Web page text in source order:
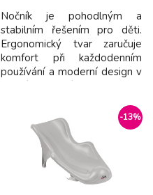
Nočník je pohodlným a
stabilním řešením pro děti.
Ergonomický tvar zaručuje
komfort při každodenním
používání a moderní design v
dětského pokoje. Vlastnosti: -
Univerzální design – vhodný
pro chlapce i dívky; 2 cm
přední výčnělek zabraňuje
vylití při silnějším tlaku u
chlapců a zároveň posk
-13%